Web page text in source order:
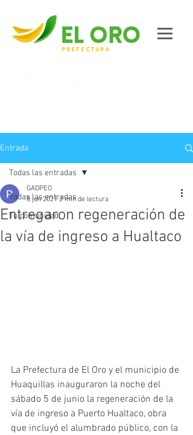
Entrada
Todas las entradas
Tu comunidad
Todas las entradas
Entregaron regeneración de
la vía de ingreso a Hualtaco
GADPEO
8 jun 2021 2 min de lectura
La Prefectura de El Oro y el municipio de
Huaquillas inauguraron la noche del
sábado 5 de junio la regeneración de la
vía de ingreso a Puerto Hualtaco, obra
que incluyó el alumbrado público, con la